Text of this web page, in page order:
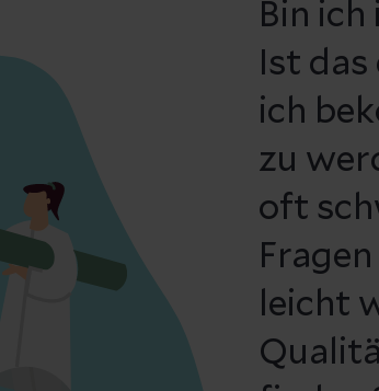
Bin
Ist
ich
zu
oft
leicht